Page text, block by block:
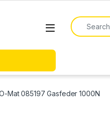
Open
Search for:
Mat 085197 Gasfeder 1000N